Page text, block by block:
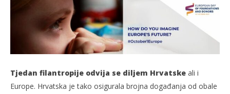
Tjedan filantropije odvija se diljem Hrvatske ali i
Europe. Hrvatska je tako osigurala brojna događanja od obale